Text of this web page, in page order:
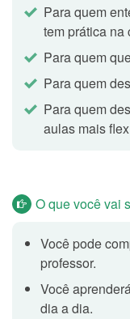
professor. Os
à vontade para
Topic 5 Se
com quem
família ou
à vontade para
Topic 6 Se
preferiria?
históricas?
Para quem
tem prática na
Para quem
Para quem
Para quem
aulas mais
O que você vai
Você pode
professor.
Você
dia a dia.